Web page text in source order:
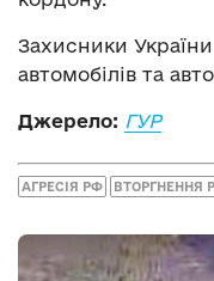
Захисники
автомобілів та
Джерело: ГУР
АГРЕСІЯ РФ ВТОРГНЕННЯ